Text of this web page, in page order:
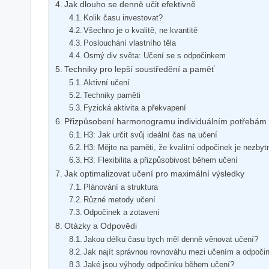
Jak dlouho se denně učit efektivně
Kolik času investovat?
Všechno je o kvalitě, ne kvantitě
Poslouchání vlastního těla
Osmý div světa: Učení se s odpočinkem
Techniky pro lepší soustředění a paměť
Aktivní učení
Techniky paměti
Fyzická aktivita a překvapení
Přizpůsobení harmonogramu individuálním potřebám
H3: Jak určit svůj ideální čas na učení
H3: Mějte na paměti, že kvalitní odpočinek je
H3: Flexibilita a přizpůsobivost během učení
Jak optimalizovat učení pro maximální výsledky
Plánování a struktura
Různé metody učení
Odpočinek a zotavení
Otázky a Odpovědi
Jakou délku času bych měl denně věnovat učení?
Jak najít správnou rovnováhu mezi učením a
Jaké jsou výhody odpočinku během učení?